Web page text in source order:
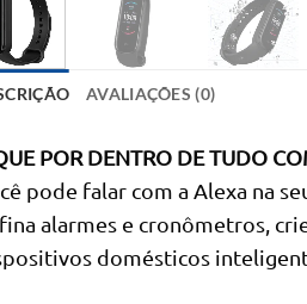
AVALIAÇÕES (0)
POR DENTRO DE TUDO
pode falar com a Alexa na
alarmes e cronômetros,
domésticos